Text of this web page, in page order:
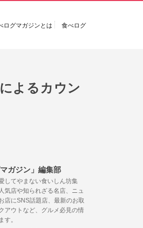
ログマガジンとは 食べログ
よるカウン
マガジン」編集部
してやまない食いしん坊集
気店や知られざる名店、ニュ
店にSNS話題店、最新のお取
アウトなど、グルメ必見の情
す。